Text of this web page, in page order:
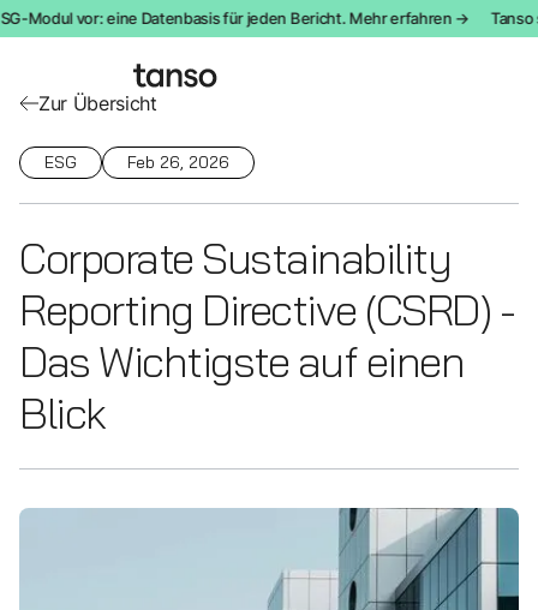
Modul vor: eine Datenbasis für jeden Bericht. Mehr erfahren → Tanso
Zur Übersicht
ESG Feb 26, 2026
Corporate Sustainability
Reporting Directive (CSRD) -
Das Wichtigste auf einen
Blick